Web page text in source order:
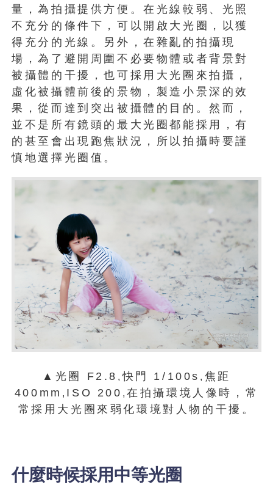
量，為拍攝提供方便。在光線較弱、光照
不充分的條件下，可以開啟大光圈，以獲
得充分的光線。另外，在雜亂的拍攝現
場，為了避開周圍不必要物體或者背景對
被攝體的干擾，也可採用大光圈來拍攝，
虛化被攝體前後的景物，製造小景深的效
果，從而達到突出被攝體的目的。然而，
並不是所有鏡頭的最大光圈都能採用，有
的甚至會出現跑焦狀況，所以拍攝時要謹
慎地選擇光圈值。
▲光圈 F2.8 ,快門 1/100s , 焦距
400mm , ISO 200 ,在拍攝環境人像時，常
常採用大光圈來弱化環境對人物的干擾。
什麼時候採用中等光圈